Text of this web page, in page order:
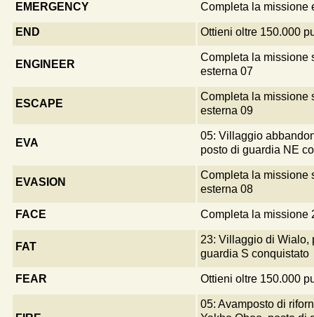
EMERGENCY Completa la missione
END Ottieni oltre 150.000
ENGINEER
Completa la missione
esterna 07
ESCAPE
Completa la missione
esterna 09
EVA
05: Villaggio
posto di guardia NE
EVASION
Completa la missione
esterna 08
FACE Completa la missione
FAT
23: Villaggio di Wialo,
guardia S conquistato
FEAR Ottieni oltre 150.000
05: Avamposto di